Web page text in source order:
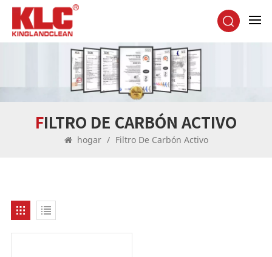
FILTRO DE CARBÓN ACTIVO
hogar / Filtro De Carbón Activo